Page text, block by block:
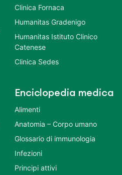
Clinica Fornaca
Humanitas Gradenigo
Humanitas Istituto Clinico
Catenese
Clinica Sedes
Enciclopedia medica
Alimenti
Anatomia – Corpo umano
Glossario di immunologia
Infezioni
Principi attivi